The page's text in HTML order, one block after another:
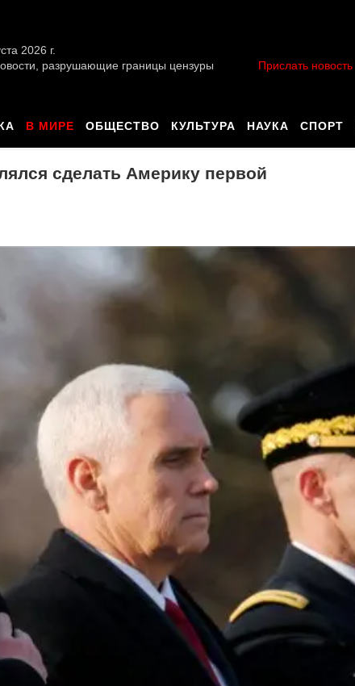
2026 г.
разрушающие границы цензуры
Прислать новость
В МИРЕ ОБЩЕСТВО КУЛЬТУРА НАУКА СПОРТ
сделать Америку первой